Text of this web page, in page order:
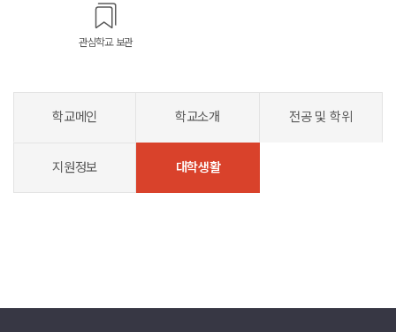
관심학교 보관
학교메인 학교소개 전공 및 학위
지원정보 대학생활